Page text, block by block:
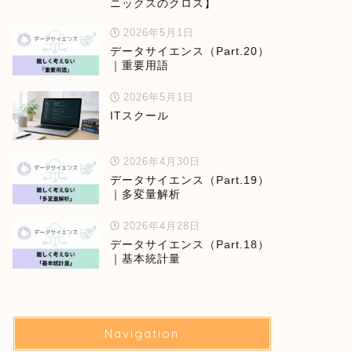
ニックスのクロス】
2026年5月1日
データサイエンス（Part.20）
｜重要用語
2026年5月1日
ITスクール
2026年4月30日
データサイエンス（Part.19）
｜多変量解析
2026年4月28日
データサイエンス（Part.18）
｜基本統計量
Navigation